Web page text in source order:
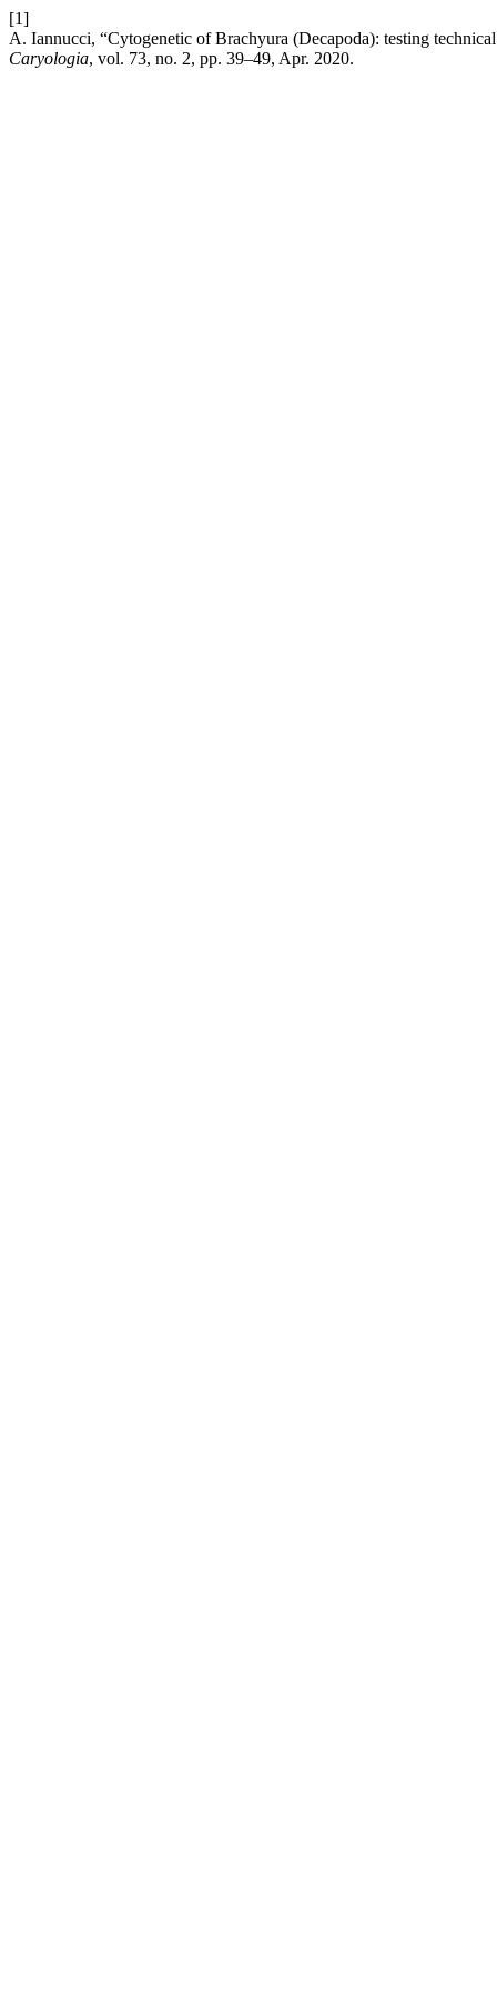
[1]
A. Iannucci, “Cytogenetic of Brachyura (Decapoda): testing
Caryologia, vol. 73, no. 2, pp. 39–49, Apr. 2020.